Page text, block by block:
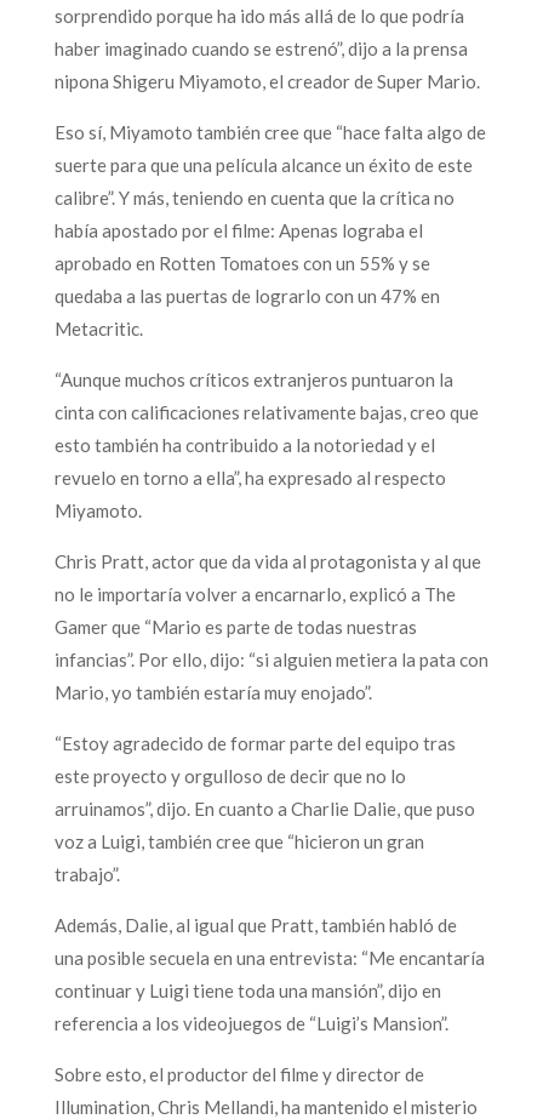
sorprendido porque ha ido más allá de lo que podría
haber imaginado cuando se estrenó”, dijo a la prensa
nipona Shigeru Miyamoto, el creador de Super Mario.
Eso sí, Miyamoto también cree que “hace falta algo de
suerte para que una película alcance un éxito de este
calibre”. Y más, teniendo en cuenta que la crítica no
había apostado por el filme: Apenas lograba el
aprobado en Rotten Tomatoes con un 55% y se
quedaba a las puertas de lograrlo con un 47% en
Metacritic.
“Aunque muchos críticos extranjeros puntuaron la
cinta con calificaciones relativamente bajas, creo que
esto también ha contribuido a la notoriedad y el
revuelo en torno a ella”, ha expresado al respecto
Miyamoto.
Chris Pratt, actor que da vida al protagonista y al que
no le importaría volver a encarnarlo, explicó a The
Gamer que “Mario es parte de todas nuestras
infancias”. Por ello, dijo: “si alguien metiera la pata con
Mario, yo también estaría muy enojado”.
“Estoy agradecido de formar parte del equipo tras
este proyecto y orgulloso de decir que no lo
arruinamos”, dijo. En cuanto a Charlie Dalie, que puso
voz a Luigi, también cree que “hicieron un gran
trabajo”.
Además, Dalie, al igual que Pratt, también habló de
una posible secuela en una entrevista: “Me encantaría
continuar y Luigi tiene toda una mansión”, dijo en
referencia a los videojuegos de “Luigi’s Mansion”.
Sobre esto, el productor del filme y director de
Illumination, Chris Mellandi, ha mantenido el misterio